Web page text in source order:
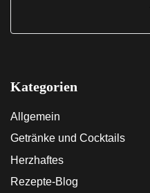
Kategorien
Allgemein
Getränke und Cocktails
Herzhaftes
Rezepte-Blog